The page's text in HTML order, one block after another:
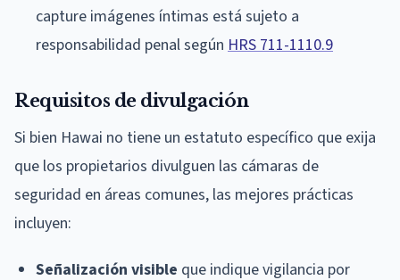
capture imágenes íntimas está sujeto a
responsabilidad penal según HRS 711-1110.9
Requisitos de divulgación
Si bien Hawai no tiene un estatuto específico que exija
que los propietarios divulguen las cámaras de
seguridad en áreas comunes, las mejores prácticas
incluyen:
Señalización visible que indique vigilancia por